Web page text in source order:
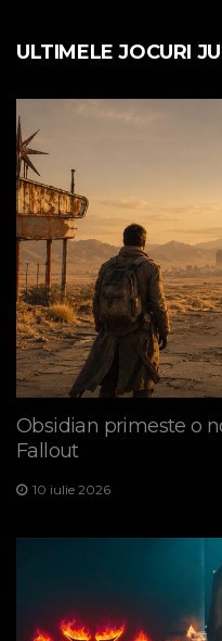
ULTIMELE JOCURI
Obsidian primeste o
Fallout
10 iulie 2026